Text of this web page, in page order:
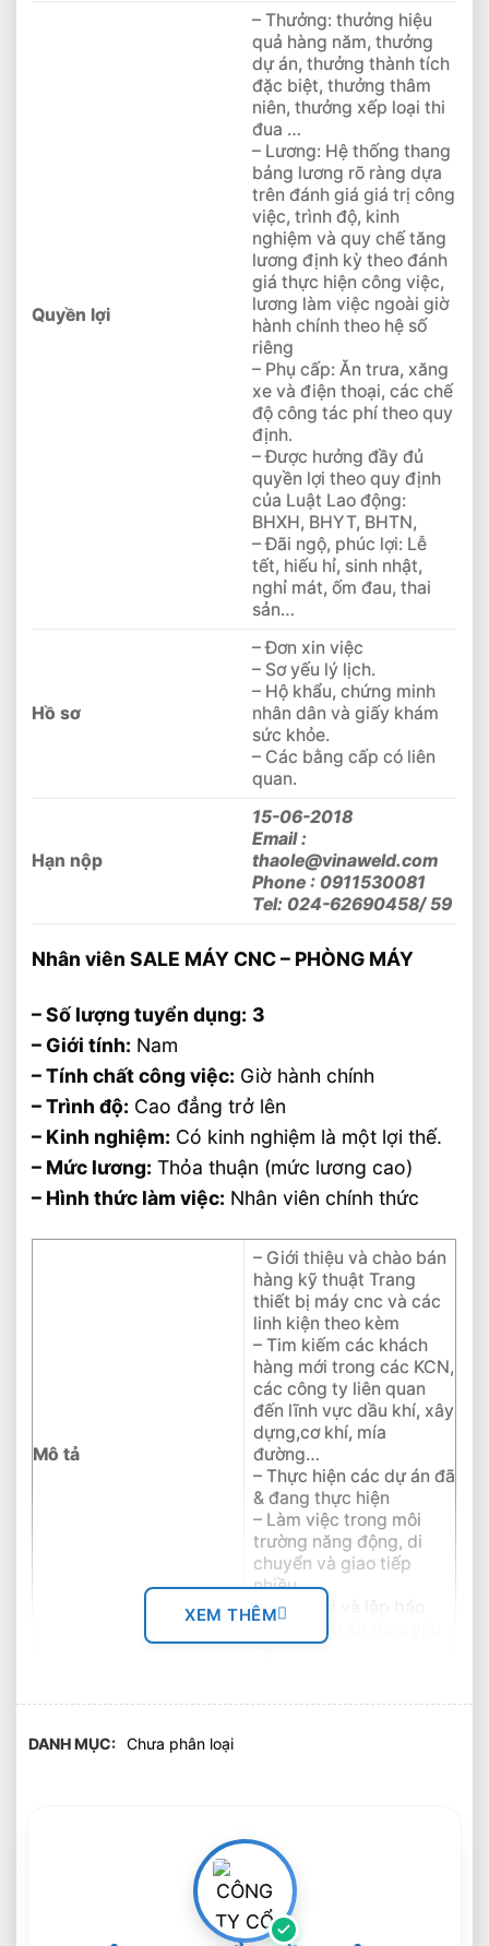
Quyền lợi
– Thưởng: thưởng hiệu
quả hàng năm, thưởng
dự án, thưởng thành tích
đặc biệt, thưởng thâm
niên, thưởng xếp loại thi
đua …
– Lương: Hệ thống thang
bảng lương rõ ràng dựa
trên đánh giá giá trị công
việc, trình độ, kinh
nghiệm và quy chế tăng
lương định kỳ theo đánh
giá thực hiện công việc,
lương làm việc ngoài giờ
hành chính theo hệ số
riêng
– Phụ cấp: Ăn trưa, xăng
xe và điện thoại, các chế
độ công tác phí theo quy
định.
– Được hưởng đầy đủ
quyền lợi theo quy định
của Luật Lao động:
BHXH, BHYT, BHTN,
– Đãi ngộ, phúc lợi: Lễ
tết, hiếu hỉ, sinh nhật,
nghỉ mát, ốm đau, thai
sản…
Hồ sơ
– Đơn xin việc
– Sơ yếu lý lịch.
– Hộ khẩu, chứng minh
nhân dân và giấy khám
sức khỏe.
– Các bằng cấp có liên
quan.
Hạn nộp
15-06-2018
Email :
thaole@vinaweld.com
Phone : 0911530081
Tel: 024-62690458/ 59
Nhân viênSALE MÁY CNC – PHÒNG MÁY
– Số lượng tuyển dụng: 3
– Giới tính: Nam
– Tính chất công việc: Giờ hành chính
– Trình độ: Cao đẳng trở lên
– Kinh nghiệm: Có kinh nghiệm là một lợi thế.
– Mức lương: Thỏa thuận (mức lương cao)
– Hình thức làm việc: Nhân viên chính thức
Mô tả
– Giới thiệu và chào bán
hàng kỹ thuật Trang
thiết bị máy cnc và các
linh kiện theo kèm
– Tim kiếm các khách
hàng mới trong các KCN,
các công ty liên quan
đến lĩnh vực dầu khí, xây
dựng,cơ khí, mía
đường…
– Thực hiện các dự án đã
& đang thực hiện
– Làm việc trong môi
trường năng động, di
chuyển và giao tiếp
nhiều.
– Theo dõi và lập báo
cầu
khối kĩ thuật chuyên
gia công cơ khí ,Máy gia
công cnc…
– Ưu tiên những ứng viên
đã có kinh nghiệm làm
việc tại các công ty sản
XEM THÊM
DANH MỤC Chưa phân loại